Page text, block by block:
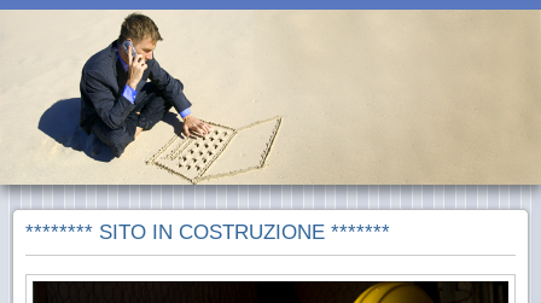
******** SITO IN COSTRUZIONE *******